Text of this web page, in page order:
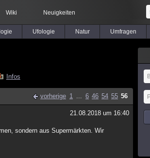
Wiki Neuigkeiten
Ufologie Natur Umfragen
Infos
vorherige 1 ... 6 46 54 55 56
21.08.2018 um 16:40
sondern aus Supermärkten. Wir